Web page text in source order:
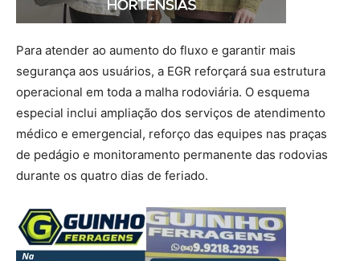
Para atender ao aumento do fluxo e garantir mais
segurança aos usuários, a EGR reforçará sua estrutura
operacional em toda a malha rodoviária. O esquema
especial inclui ampliação dos serviços de atendimento
médico e emergencial, reforço das equipes nas praças
de pedágio e monitoramento permanente das rodovias
durante os quatro dias de feriado.